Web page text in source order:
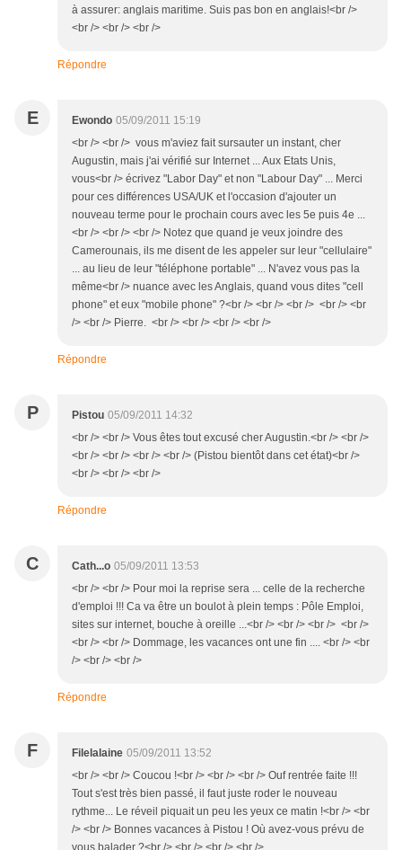
à assurer: anglais maritime. Suis pas bon en anglais!<br />
<br /> <br /> <br />
Répondre
E Ewondo 05/09/2011 15:19
<br /> <br /> vous m'aviez fait sursauter un instant, cher
Augustin, mais j'ai vérifié sur Internet ... Aux Etats Unis,
vous<br /> écrivez "Labor Day" et non "Labour Day" ... Merci
pour ces différences USA/UK et l'occasion d'ajouter un
nouveau terme pour le prochain cours avec les 5e puis 4e ...
<br /> <br /> <br /> Notez que quand je veux joindre des
Camerounais, ils me disent de les appeler sur leur "cellulaire"
... au lieu de leur "téléphone portable" ... N'avez vous pas la
même<br /> nuance avec les Anglais, quand vous dites "cell
phone" et eux "mobile phone" ?<br /> <br /> <br /> <br /> <br
/> <br /> Pierre. <br /> <br /> <br /> <br />
Répondre
P Pistou 05/09/2011 14:32
<br /> <br /> Vous êtes tout excusé cher Augustin.<br /> <br />
<br /> <br /> <br /> <br /> (Pistou bientôt dans cet état)<br />
<br /> <br /> <br />
Répondre
C Cath...o 05/09/2011 13:53
<br /> <br /> Pour moi la reprise sera ... celle de la recherche
d'emploi !!! Ca va être un boulot à plein temps : Pôle Emploi,
sites sur internet, bouche à oreille ...<br /> <br /> <br /> <br />
<br /> <br /> Dommage, les vacances ont une fin .... <br /> <br
/> <br /> <br />
Répondre
F Filelalaine 05/09/2011 13:52
<br /> <br /> Coucou !<br /> <br /> <br /> Ouf rentrée faite !!!
Tout s'est très bien passé, il faut juste roder le nouveau
rythme... Le réveil piquait un peu les yeux ce matin !<br /> <br
/> <br /> Bonnes vacances à Pistou ! Où avez-vous prévu de
vous balader ?<br /> <br /> <br /> <br />